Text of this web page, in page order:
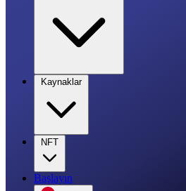
Kaynaklar
NFT
Başlayın